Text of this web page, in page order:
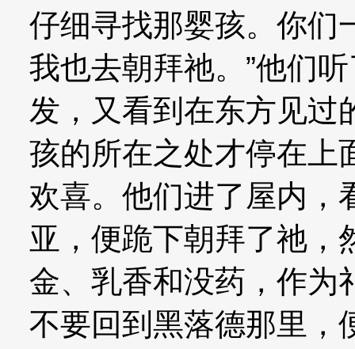
仔细寻找那婴孩。你们
我也去朝拜祂。”他们
发，又看到在东方见过
孩的所在之处才停在上
欢喜。他们进了屋内，
亚，便跪下朝拜了祂，
金、乳香和没药，作为
不要回到黑落德那里，